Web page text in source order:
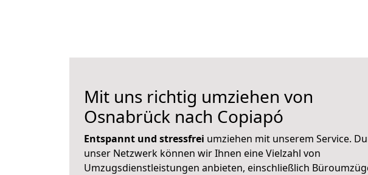
Mit uns richtig umziehen von
Osnabrück nach Copiapó
Entspannt und stressfrei umziehen mit unserem Service.
unser Netzwerk können wir Ihnen eine Vielzahl von
Umzugsdienstleistungen anbieten, einschließlich